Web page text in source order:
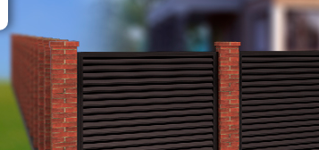
Горизонтальные заборы
Высокие заборы
Красивые, дизайнерские заборы
ВЫБОР ПО СПОСОБУ МОНТАЖА